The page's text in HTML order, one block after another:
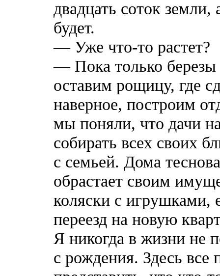
двадцать соток
будет.
— Уже что-то растет?
— Пока только березы
оставим рощицу, где
наверное, построим
мы поняли, что дачи
собирать всех своих
с семьей. Дома
обрастает своим
коляски с игрушками,
переезд на новую
Я никогда в жизни не
с рождения. Здесь